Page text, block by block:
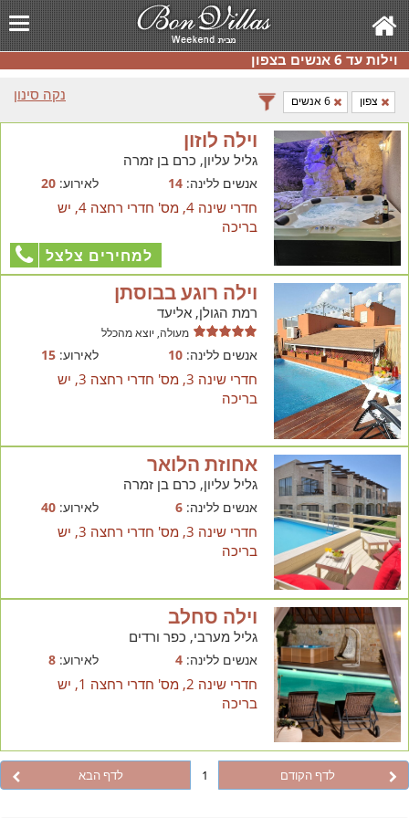
וילות עד 6 אנשים בצפון
נקה סינון
צפון 6 אנשים
וילה לוזון
גליל עליון, כרם בן זמרה
אנשים ללינה:14 לאירוע:20
חדרי שינה 4, מס' חדרי רחצה 4, יש
בריכה
למחירים צלצל
וילה רוגע בבוסתן
רמת הגולן, אליעד
מעולה, יוצא מהכלל
אנשים ללינה:10 לאירוע:15
חדרי שינה 3, מס' חדרי רחצה 3, יש
בריכה
אחוזת הלואר
גליל עליון, כרם בן זמרה
אנשים ללינה:6 לאירוע:40
חדרי שינה 3, מס' חדרי רחצה 3, יש
בריכה
וילה סחלב
גליל מערבי, כפר ורדים
אנשים ללינה:4 לאירוע:8
חדרי שינה 2, מס' חדרי רחצה 1, יש
בריכה
לדף הקודם 1 לדף הבא